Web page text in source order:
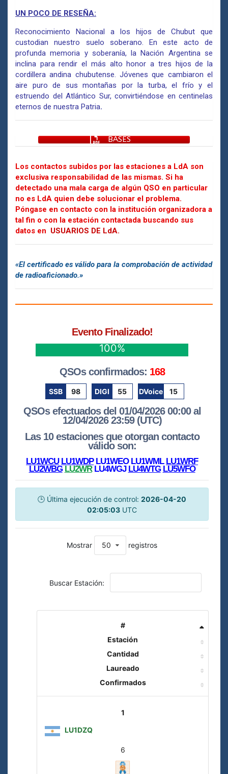
UN POCO DE RESEÑA:
Reconocimiento Nacional a los hijos de Chubut que
custodian nuestro suelo soberano. En este acto de
profunda memoria y soberanía, la Nación Argentina se
inclina para rendir el más alto honor a tres hijos de la
cordillera andina chubutense. Jóvenes que cambiaron el
aire puro de sus montañas por la turba, el frío y el
estruendo del Atlántico Sur, convirtiéndose en centinelas
eternos de nuestra Patria.
BASES
Los contactos subidos por las estaciones a LdA son
exclusiva responsabilidad de las mismas. Si ha
detectado una mala carga de algún QSO en particular
no es LdA quien debe solucionar el problema.
Póngase en contacto con la institución organizadora a
tal fin o con la estación contactada buscando sus
datos en USUARIOS DE LdA.
«El certificado es válido para la comprobación de actividad
de radioaficionado.»